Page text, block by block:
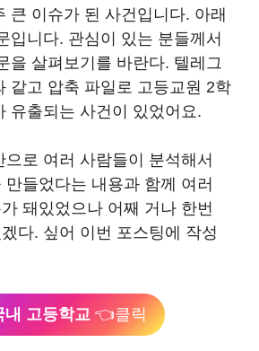
큰 이슈가 된 사건입니다. 아래
입니다. 관심이 있는 분들께서
을 살펴보기를 바란다. 텔레그
같고 압축 파일로 고등교원 2학
유출되는 사건이 있었어요.
로 여러 사람들이 분석해서
들었다는 내용과 함께 여러
돼있었으나 어째 거나 한번
다. 싶어 이번 포스팅에 작성
내 고등학교 👈클릭